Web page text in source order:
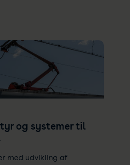
og systemer til
med udvikling af